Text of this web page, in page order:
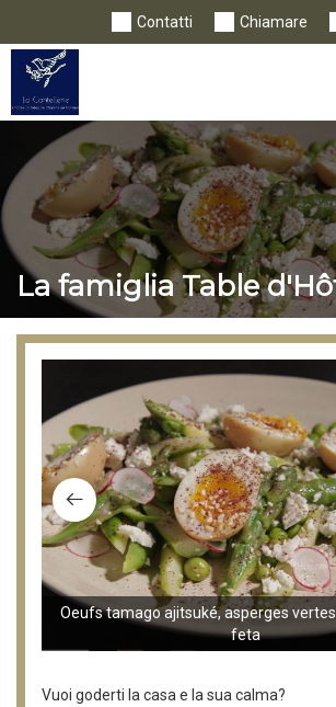
Chiamare
Contatti
La famiglia Table
Oeufs tamago ajitsuké, asperges
feta
Vuoi goderti la casa e la sua calma?